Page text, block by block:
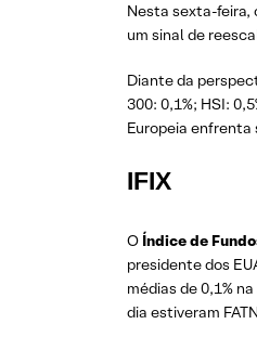
Nesta sexta-feira,
um sinal de
Diante da
300: 0,1%; HSI:
Europeia enfrenta
IFIX
O Índice de
presidente dos
médias de 0,1%
dia estiveram